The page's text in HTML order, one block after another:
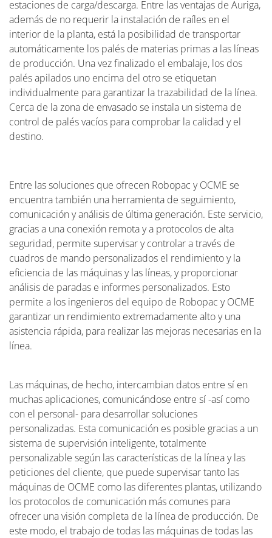
estaciones de carga/descarga. Entre las ventajas de Auriga,
además de no requerir la instalación de raíles en el
interior de la planta, está la posibilidad de transportar
automáticamente los palés de materias primas a las líneas
de producción. Una vez finalizado el embalaje, los dos
palés apilados uno encima del otro se etiquetan
individualmente para garantizar la trazabilidad de la línea.
Cerca de la zona de envasado se instala un sistema de
control de palés vacíos para comprobar la calidad y el
destino.
Entre las soluciones que ofrecen Robopac y OCME se
encuentra también una herramienta de seguimiento,
comunicación y análisis de última generación. Este servicio,
gracias a una conexión remota y a protocolos de alta
seguridad, permite supervisar y controlar a través de
cuadros de mando personalizados el rendimiento y la
eficiencia de las máquinas y las líneas, y proporcionar
análisis de paradas e informes personalizados. Esto
permite a los ingenieros del equipo de Robopac y OCME
garantizar un rendimiento extremadamente alto y una
asistencia rápida, para realizar las mejoras necesarias en la
línea.
Las máquinas, de hecho, intercambian datos entre sí en
muchas aplicaciones, comunicándose entre sí -así como
con el personal- para desarrollar soluciones
personalizadas. Esta comunicación es posible gracias a un
sistema de supervisión inteligente, totalmente
personalizable según las características de la línea y las
peticiones del cliente, que puede supervisar tanto las
máquinas de OCME como las diferentes plantas, utilizando
los protocolos de comunicación más comunes para
ofrecer una visión completa de la línea de producción. De
este modo, el trabajo de todas las máquinas de todas las